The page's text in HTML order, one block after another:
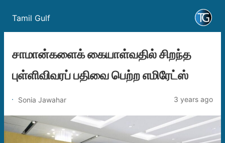
Tamil Gulf
சாமான்களைக் கையாள்வதில் சிறந்த
புள்ளிவிவரப் பதிவை பெற்ற எமிரேட்ஸ்
Sonia Jawahar 3 years ago